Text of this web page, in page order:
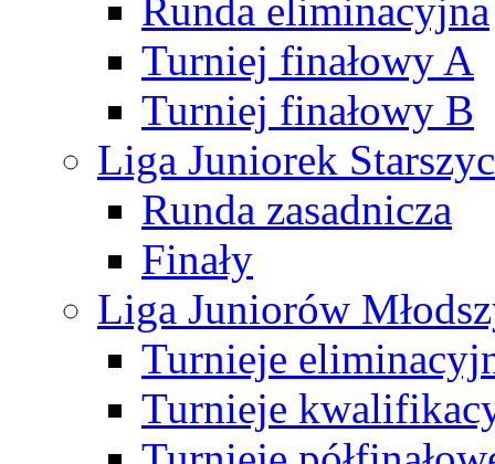
Runda eliminacyjna
Turniej finałowy A
Turniej finałowy B
Liga Juniorek
Runda zasadnicza
Finały
Liga Juniorów
Turnieje
Turnieje